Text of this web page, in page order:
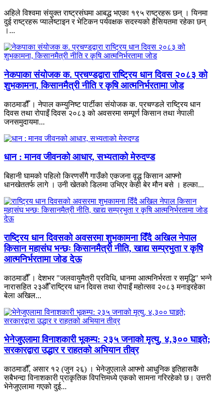
अहिले विश्वमा संयुक्त राष्ट्रसंघमा आबद्ध भएका १९५ राष्ट्रहरू छन् । यिनमा
दुई राष्ट्रहरू प्यालेष्टाइन र भेटिकन पर्यवक्षक सदस्यको हैसियतमा रहेका छन्
।...
नेकपाका संयोजक क. प्रचण्डद्वारा राष्ट्रिय धान दिवस २०८३ को
शुभकामना, किसानमैत्री नीति र कृषि आत्मनिर्भरतामा जोड
काठमाडौँ । नेपाल कम्युनिष्ट पार्टीका संयोजक क. प्रचण्डले राष्ट्रिय धान
दिवस तथा रोपाइँ दिवस २०८३ को अवसरमा सम्पूर्ण किसान तथा नेपाली
जनसमुदायमा...
धान : मानव जीवनको आधार, सभ्यताको मेरुदण्ड
बिहानी घामको पहिलो किरणसँगै गाउँको एकजना वृद्ध किसान आफ्नो
धानखेततर्फ लागे । उनी खेतको डिलमा उभिएर केही बेर मौन बसे । हल्का...
राष्ट्रिय धान दिवसको अवसरमा शुभकामना दिँदै अखिल नेपाल
किसान महासंघ भन्छः किसानमैत्री नीति, खाद्य सम्प्रभुता र कृषि
आत्मनिर्भरतामा जोड देऊ
काठमाडौँ । देशभर "जलवायुमैत्री प्रविधि, धानमा आत्मनिर्भरता र समृद्धि" भन्ने
नारासहित २३औँ राष्ट्रिय धान दिवस तथा रोपाइँ महोत्सव २०८३ मनाइरहेका
बेला अखिल...
भेनेजुएलामा विनाशकारी भूकम्प: २३५ जनाको मृत्यु, ४,३०० घाइते;
सरकारद्वारा उद्धार र राहतको अभियान तीव्र
काठमाडौँ, असार १२ (जुन २६) । भेनेजुएलाले आफ्नो आधुनिक इतिहासकै
सबैभन्दा विनाशकारी प्राकृतिक विपत्तिमध्ये एकको सामना गरिरहेको छ। उत्तरी
भेनेजुएलामा गएको दुई...